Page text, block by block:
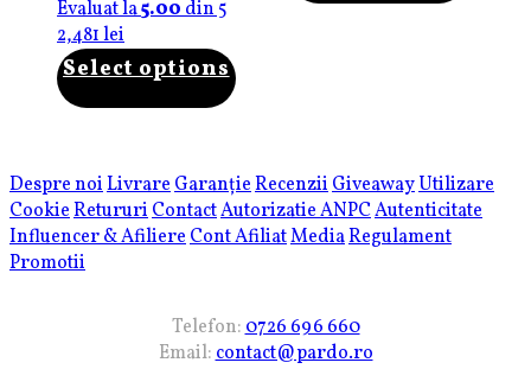
Evaluat la5.00din 5
2,481lei
Select options
Despre noiLivrareGaranțieRecenziiGiveawayUtilizare
CookieRetururiContactAutorizatie ANPCAutenticitate
Influencer & AfiliereCont AfiliatMediaRegulament
Promotii
Telefon:0726 696 660
Email:contact@pardo.ro